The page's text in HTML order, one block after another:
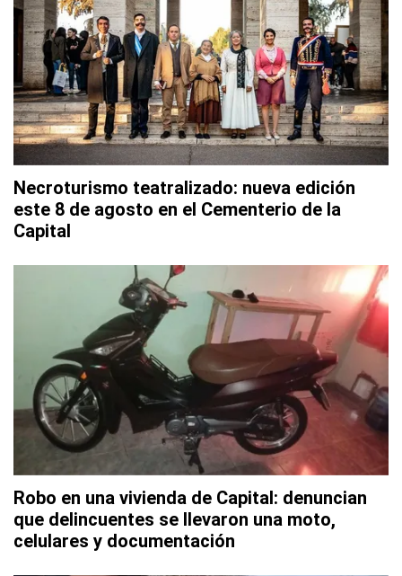
Necroturismo teatralizado: nueva edición
este 8 de agosto en el Cementerio de la
Capital
Robo en una vivienda de Capital: denuncian
que delincuentes se llevaron una moto,
celulares y documentación